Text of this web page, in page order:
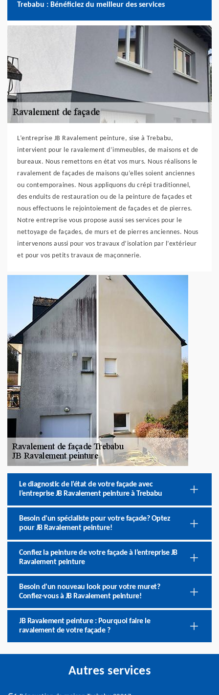
Trebabu : Bénéficiez du meilleur des services
L’entreprise JB Ravalement peinture, sise à Trebabu,
intervient pour le ravalement d’immeubles, de maisons et de
bureaux. Nous remettons en état vos murs. Nous réalisons le
ravalement de façades de maisons qu’elles soient anciennes
ou contemporaines. Nous appliquons du crépi traditionnel,
des enduits de restauration ou de la peinture de façades et
nous effectuons le rejointoiement de façades et de pierres.
Notre entreprise vous propose aussi ses services pour le
nettoyage de façades, de murs et de pierres anciennes. Nous
intervenons aussi pour vos travaux d’isolation par l’extérieur
et pour vos petits travaux de maçonnerie.
Le diagnostic de l’état de votre façade avec
l’entreprise JB Ravalement peinture à Trebabu
Besoin d'un spécialiste pour votre façade? Optez
pour JB Ravalement peinture!
Confiez la peinture de votre façade à l’entreprise JB
Ravalement peinture
Besoin d'un nouveau look pour votre muret?
Confiez-vous à JB Ravalement peinture!
JB Ravalement peinture : Pourquoi faire le
ravalement de votre façade ?
Autres services